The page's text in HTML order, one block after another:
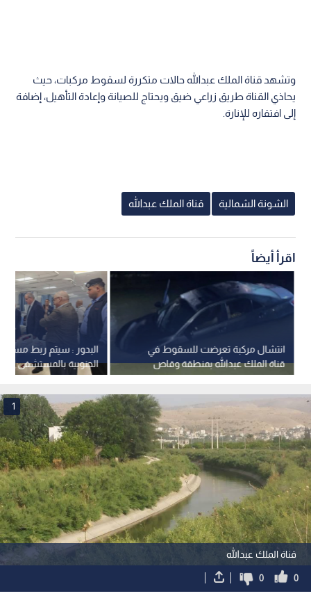
وتشهد قناة الملك عبدالله حالات متكررة لسقوط مركبات، حيث
يحاذي القناة طريق زراعي ضيق ويحتاج للصيانة وإعادة التأهيل، إضافة
إلى افتقاره للإنارة.
الشونة الشمالية قناة الملك عبدالله
اقرأ أيضاً
البدور : سيتم ربط
الجنوبية بالمستشفى
العام المقبل
انتشال مركبة تعرضت للسقوط في
قناة الملك عبدالله بمنطقة وقاص
قناة الملك عبدالله
1
0
0